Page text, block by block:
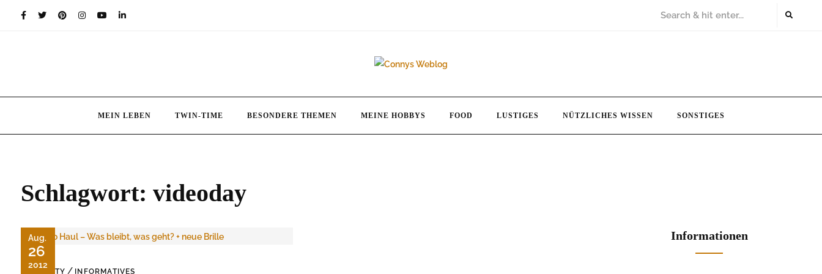
MEIN LEBEN TWIN-TIME BESONDERE THEMEN MEINE HOBBYS FOOD LUSTIGES NÜTZLICHES WISSEN SONSTIGES
Schlagwort: videoday
Aug.
26
2012
BEAUTY / INFORMATIVES
Informationen